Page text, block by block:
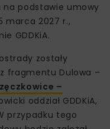
na podstawie umowy
marca 2027 r.,
GDDKiA.
zostały
fragmentu Dulowa –
–
oddział GDDKiA,
przypadku tego